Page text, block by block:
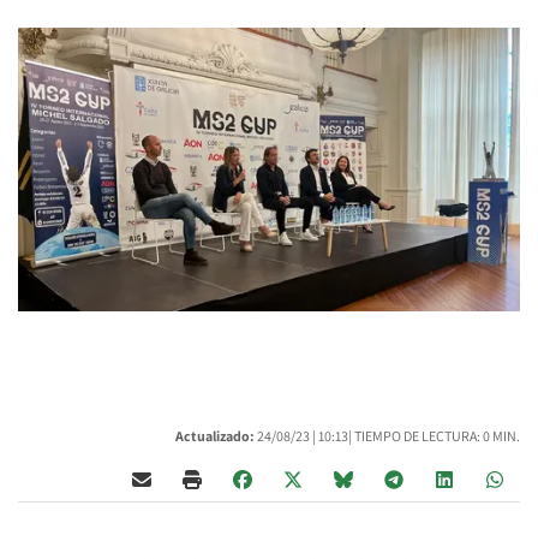
Actualizado: 24/08/23 | 10:13| TIEMPO DE LECTURA: 0 MIN.